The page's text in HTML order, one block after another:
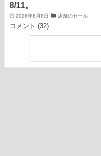
8/11。
2026年8月8日 店舗のセール
コメント (32)